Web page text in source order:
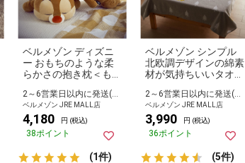
ベルメゾン ディズニ
ー おもちのような柔
らかさの抱き枕＜もち
ｇ！＞「チップ＆デー
ル」 デール Ｓ
2～6営業日以内に発送(長期休暇除く)
ベルメゾン JRE MALL店
4,180 円 (税込)
38ポイント
(1件)
ベルメゾン シンプル
北欧調デザインの綿素
材が気持ちいいタオル
2～6営業日以内に発送(長期休暇除く)
ベルメゾン JRE MALL店
3,990 円 (税込)
36ポイント
(5件)